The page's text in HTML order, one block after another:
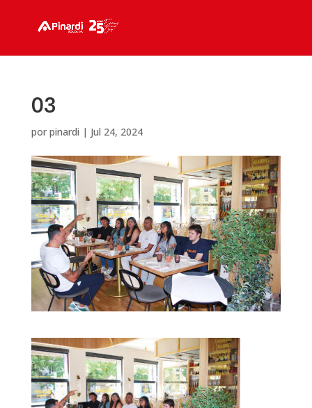
03
por pinardi | Jul 24, 2024